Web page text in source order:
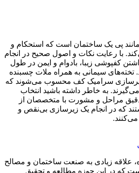
پی یک ساختمان است که استحکام و
با رعایت نکات و اصول صحیح در انجام
کفپوشی زیبا، بادوام و ایمن در طول
تخته‌های سیمانی به همراه ملات چسبنده
زیرسازی سرامیک کف محسوب می‌شوند که
به خاطر داشته باشید انتخاب
مراحل و مشورت با متخصصان از
که در انجام یک زیرسازی بی‌نقص و
می‌کنند.
علاقه زیادی به صنعت ساختمان و مصالح
که در این حوزه مطالعه و تحقیق